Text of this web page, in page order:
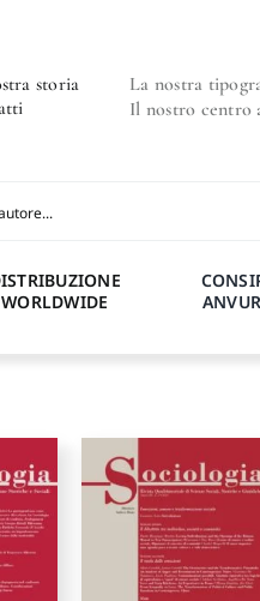
storia
La nostra
Il nostro centro
WORLDWIDE